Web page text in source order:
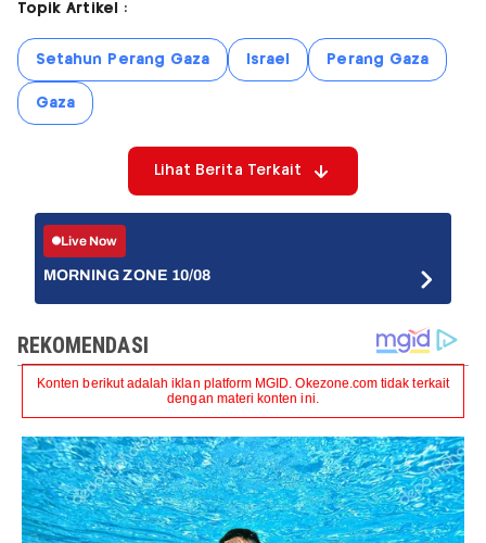
Topik Artikel :
Setahun Perang Gaza Israel Perang Gaza
Gaza
Lihat Berita Terkait
Live Now
MORNING ZONE 10/08